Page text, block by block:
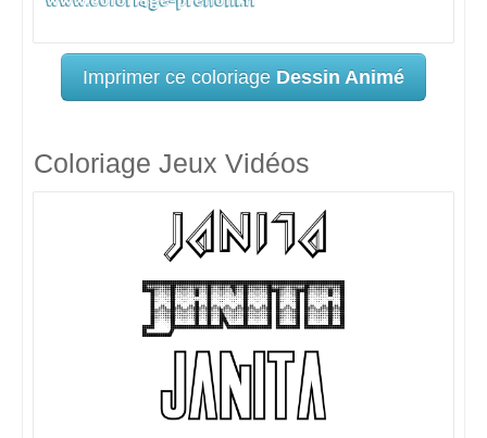
Imprimer ce coloriage Dessin Animé
Coloriage Jeux Vidéos